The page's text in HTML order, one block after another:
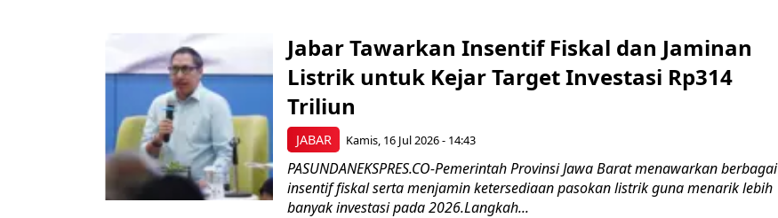
JABAR
Jabar Tawarkan Insentif Fiskal dan Jaminan
Listrik untuk Kejar Target Investasi Rp314
Triliun
Kamis, 16 Jul 2026 - 14:43
PASUNDANEKSPRES.CO-Pemerintah Provinsi Jawa Barat menawarkan berbagai
insentif fiskal serta menjamin ketersediaan pasokan listrik guna menarik lebih
banyak investasi pada 2026.Langkah...